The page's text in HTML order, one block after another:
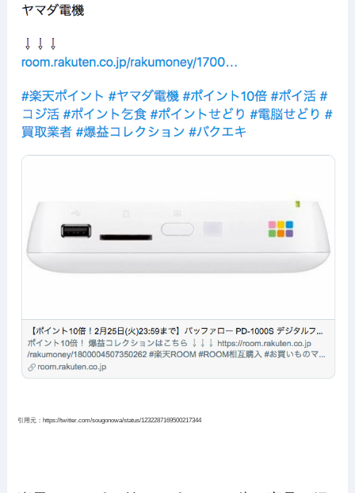
引用元：https://twitter.com/sougonowa/status/1232287169500217344